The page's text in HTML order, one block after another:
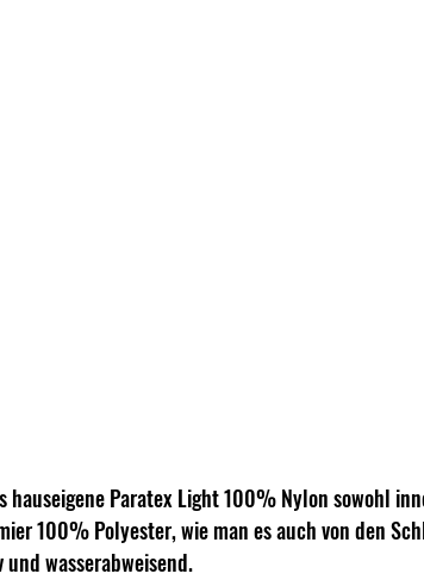
Paratex Light 100% Nylon sowohl
100% Polyester, wie man es auch von den
wasserabweisend.